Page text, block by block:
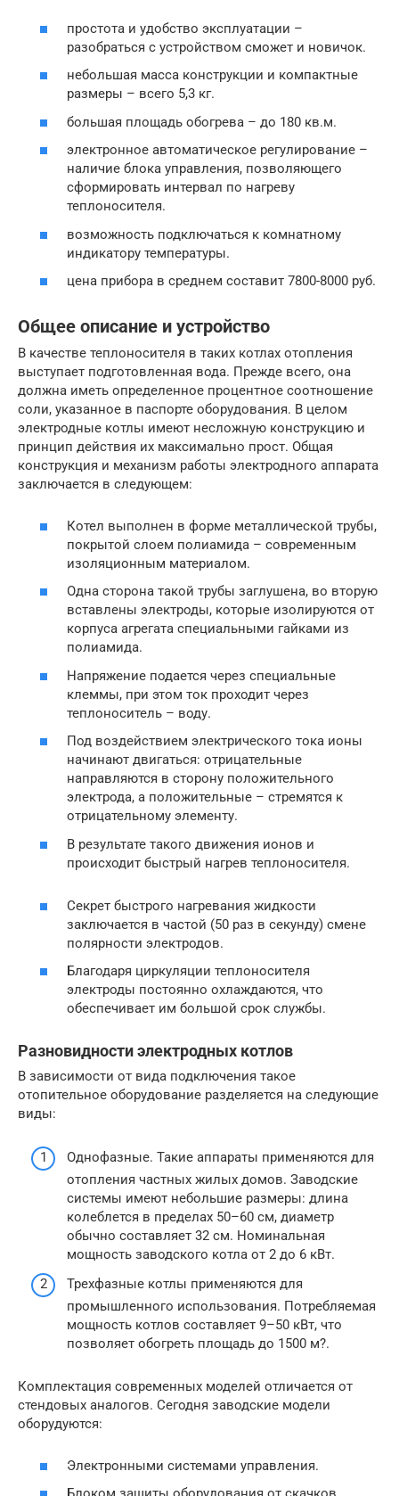
простота и удобство эксплуатации –
разобраться с устройством сможет и новичок.
небольшая масса конструкции и компактные
размеры – всего 5,3 кг.
большая площадь обогрева – до 180 кв.м.
электронное автоматическое регулирование –
наличие блока управления, позволяющего
сформировать интервал по нагреву
теплоносителя.
возможность подключаться к комнатному
индикатору температуры.
цена прибора в среднем составит 7800-8000 руб.
Общее описание и устройство
В качестве теплоносителя в таких котлах отопления
выступает подготовленная вода. Прежде всего, она
должна иметь определенное процентное соотношение
соли, указанное в паспорте оборудования. В целом
электродные котлы имеют несложную конструкцию и
принцип действия их максимально прост. Общая
конструкция и механизм работы электродного аппарата
заключается в следующем:
Котел выполнен в форме металлической трубы,
покрытой слоем полиамида – современным
изоляционным материалом.
Одна сторона такой трубы заглушена, во вторую
вставлены электроды, которые изолируются от
корпуса агрегата специальными гайками из
полиамида.
Напряжение подается через специальные
клеммы, при этом ток проходит через
теплоноситель – воду.
Под воздействием электрического тока ионы
начинают двигаться: отрицательные
направляются в сторону положительного
электрода, а положительные – стремятся к
отрицательному элементу.
В результате такого движения ионов и
происходит быстрый нагрев теплоносителя.
Секрет быстрого нагревания жидкости
заключается в частой (50 раз в секунду) смене
полярности электродов.
Благодаря циркуляции теплоносителя
электроды постоянно охлаждаются, что
обеспечивает им большой срок службы.
Разновидности электродных котлов
В зависимости от вида подключения такое
отопительное оборудование разделяется на следующие
виды:
Однофазные. Такие аппараты применяются для
отопления частных жилых домов. Заводские
системы имеют небольшие размеры: длина
колеблется в пределах 50–60 см, диаметр
обычно составляет 32 см. Номинальная
мощность заводского котла от 2 до 6 кВт.
Трехфазные котлы применяются для
промышленного использования. Потребляемая
мощность котлов составляет 9–50 кВт, что
позволяет обогреть площадь до 1500 м?.
Комплектация современных моделей отличается от
стендовых аналогов. Сегодня заводские модели
оборудуются:
Электронными системами управления.